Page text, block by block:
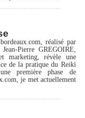
réalisé par
Pierre GREGOIRE,
marketing, révèle une
de la pratique du Reiki
première phase de
je met actuellement